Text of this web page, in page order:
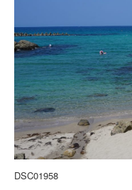
DSC01958